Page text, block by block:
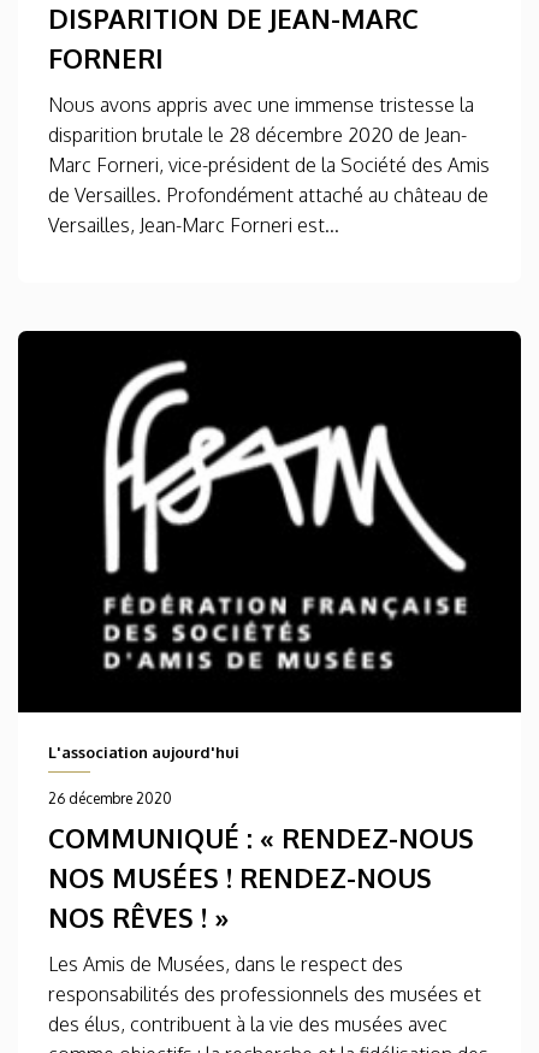
DISPARITION DE JEAN-MARC
FORNERI
Nous avons appris avec une immense tristesse la
disparition brutale le 28 décembre 2020 de Jean-
Marc Forneri, vice-président de la Société des Amis
de Versailles. Profondément attaché au château de
Versailles, Jean-Marc Forneri est...
L'association aujourd'hui
26 décembre 2020
COMMUNIQUÉ : « RENDEZ-NOUS
NOS MUSÉES ! RENDEZ-NOUS
NOS RÊVES ! »
Les Amis de Musées, dans le respect des
responsabilités des professionnels des musées et
des élus, contribuent à la vie des musées avec